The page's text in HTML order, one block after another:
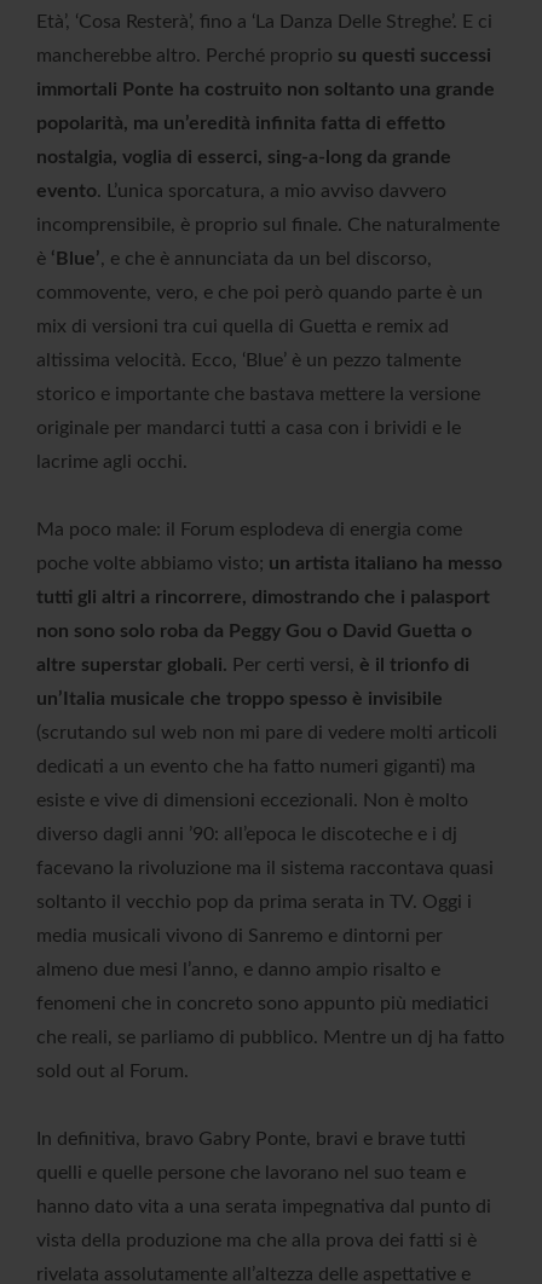
Età’, ‘Cosa Resterà’, fino a ‘La Danza Delle Streghe’. E ci
mancherebbe altro. Perché proprio su questi successi
immortali Ponte ha costruito non soltanto una grande
popolarità, ma un’eredità infinita fatta di effetto
nostalgia, voglia di esserci, sing-a-long da grande
evento. L’unica sporcatura, a mio avviso davvero
incomprensibile, è proprio sul finale. Che naturalmente
è ‘Blue’, e che è annunciata da un bel discorso,
commovente, vero, e che poi però quando parte è un
mix di versioni tra cui quella di Guetta e remix ad
altissima velocità. Ecco, ‘Blue’ è un pezzo talmente
storico e importante che bastava mettere la versione
originale per mandarci tutti a casa con i brividi e le
lacrime agli occhi.
Ma poco male: il Forum esplodeva di energia come
poche volte abbiamo visto; un artista italiano ha messo
tutti gli altri a rincorrere, dimostrando che i palasport
non sono solo roba da Peggy Gou o David Guetta o
altre superstar globali. Per certi versi, è il trionfo di
un’Italia musicale che troppo spesso è invisibile
(scrutando sul web non mi pare di vedere molti articoli
dedicati a un evento che ha fatto numeri giganti) ma
esiste e vive di dimensioni eccezionali. Non è molto
diverso dagli anni ’90: all’epoca le discoteche e i dj
facevano la rivoluzione ma il sistema raccontava quasi
soltanto il vecchio pop da prima serata in TV. Oggi i
media musicali vivono di Sanremo e dintorni per
almeno due mesi l’anno, e danno ampio risalto e
fenomeni che in concreto sono appunto più mediatici
che reali, se parliamo di pubblico. Mentre un dj ha fatto
sold out al Forum.
In definitiva, bravo Gabry Ponte, bravi e brave tutti
quelli e quelle persone che lavorano nel suo team e
hanno dato vita a una serata impegnativa dal punto di
vista della produzione ma che alla prova dei fatti si è
rivelata assolutamente all’altezza delle aspettative e